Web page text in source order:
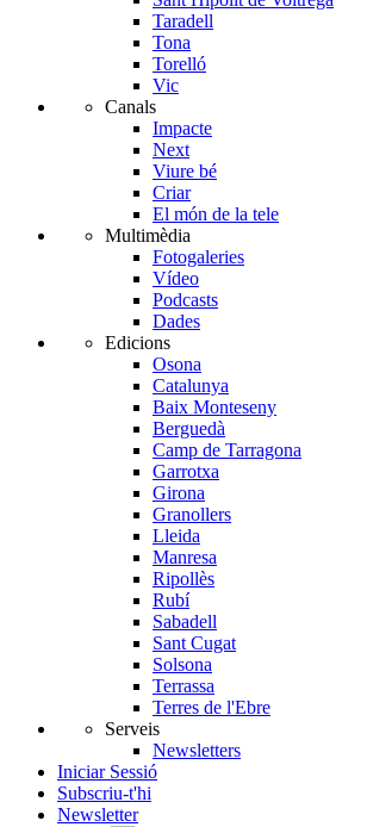
Taradell
Tona
Torelló
Vic
Canals
Impacte
Next
Viure bé
Criar
El món de la tele
Multimèdia
Fotogaleries
Vídeo
Podcasts
Dades
Edicions
Osona
Catalunya
Baix Monteseny
Berguedà
Camp de Tarragona
Garrotxa
Girona
Granollers
Lleida
Manresa
Ripollès
Rubí
Sabadell
Sant Cugat
Solsona
Terrassa
Terres de l'Ebre
Serveis
Newsletters
Iniciar Sessió
Subscriu-t'hi
Newsletter